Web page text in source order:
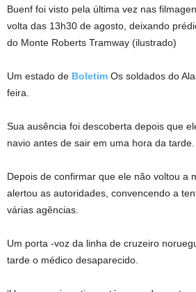
Buenf foi visto pela última vez nas
volta das 13h30 de agosto, deixando
do Monte Roberts Tramway (ilustrado)
Um estado de Boletim Os soldados do
feira.
Sua ausência foi descoberta depois que
navio antes de sair em uma hora da tarde.
Depois de confirmar que ele não voltou a
alertou as autoridades, convencendo a
várias agências.
Um porta -voz da linha de cruzeiro
tarde o médico desaparecido.